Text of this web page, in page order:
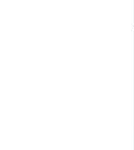
samarbejde med Højmark
erfarne undervisere og fokus